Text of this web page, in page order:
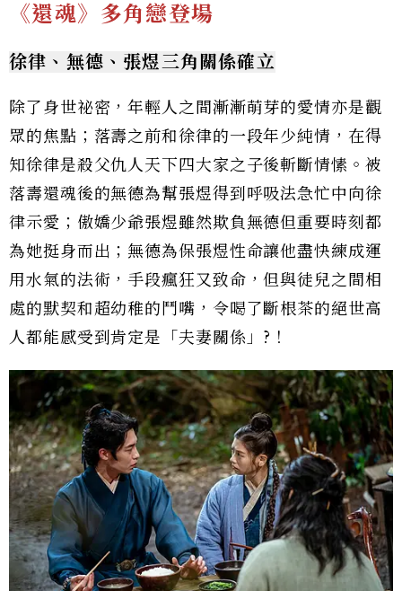
《還魂》多角戀登場
徐律、無德、張煜三角關係確立
除了身世祕密，年輕人之間漸漸萌芽的愛情亦是觀
眾的焦點；落壽之前和徐律的一段年少純情，在得
知徐律是殺父仇人天下四大家之子後斬斷情愫。被
落壽還魂後的無德為幫張煜得到呼吸法急忙中向徐
律示愛；傲嬌少爺張煜雖然欺負無德但重要時刻都
為她挺身而出；無德為保張煜性命讓他盡快練成運
用水氣的法術，手段瘋狂又致命，但與徒兒之間相
處的默契和超幼稚的鬥嘴，令喝了斷根茶的絕世高
人都能感受到肯定是「夫妻關係」?！